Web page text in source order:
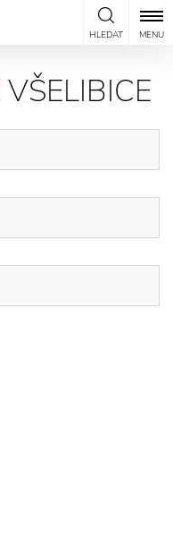
HLEDAT MENU
VŠELIBICE